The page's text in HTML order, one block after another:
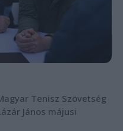
Tenisz Szövetség
János májusi